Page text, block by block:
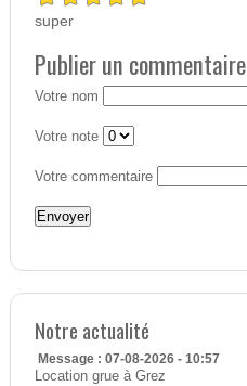
super
Publier un commentaire
Votre nom
Votre note
Votre commentaire
Notre actualité
Message : 07-08-2026 - 10:57
Location grue à Grez